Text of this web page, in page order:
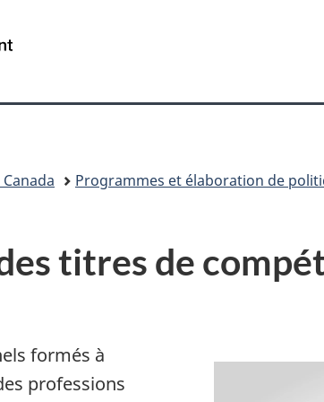
sujet
HTML
Canada
Programmes et élaboration de
titres de
formés à
professions